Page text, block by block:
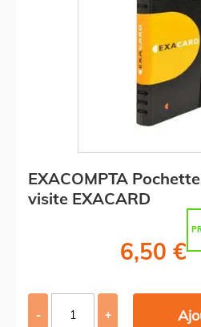
EXACOMPTA
visite EXACARD
6,50 €
- +